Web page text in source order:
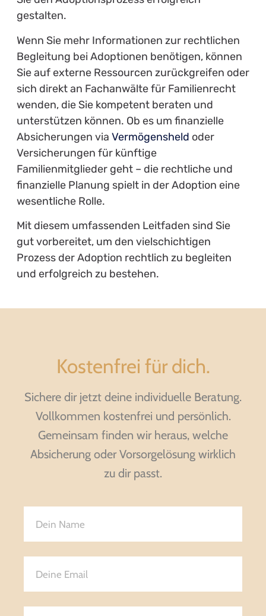
gestalten.
Wenn Sie mehr Informationen zur rechtlichen
Begleitung bei Adoptionen benötigen, können
Sie auf externe Ressourcen zurückgreifen oder
sich direkt an Fachanwälte für Familienrecht
wenden, die Sie kompetent beraten und
unterstützen können. Ob es um finanzielle
Absicherungen via Vermögensheld oder
Versicherungen für künftige
Familienmitglieder geht – die rechtliche und
finanzielle Planung spielt in der Adoption eine
wesentliche Rolle.
Mit diesem umfassenden Leitfaden sind Sie
gut vorbereitet, um den vielschichtigen
Prozess der Adoption rechtlich zu begleiten
und erfolgreich zu bestehen.
Kostenfrei für dich.
Sichere dir jetzt deine individuelle Beratung.
Vollkommen kostenfrei und persönlich.
Gemeinsam finden wir heraus, welche
Absicherung oder Vorsorgelösung wirklich
zu dir passt.